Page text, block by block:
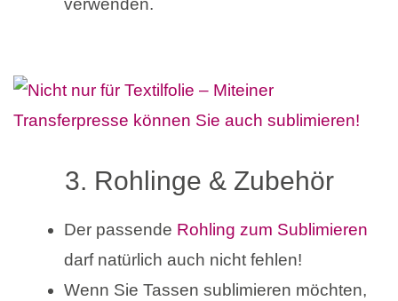
verwenden.
3. Rohlinge & Zubehör
Der passende Rohling zum Sublimieren
darf natürlich auch nicht fehlen!
Wenn Sie Tassen sublimieren möchten,